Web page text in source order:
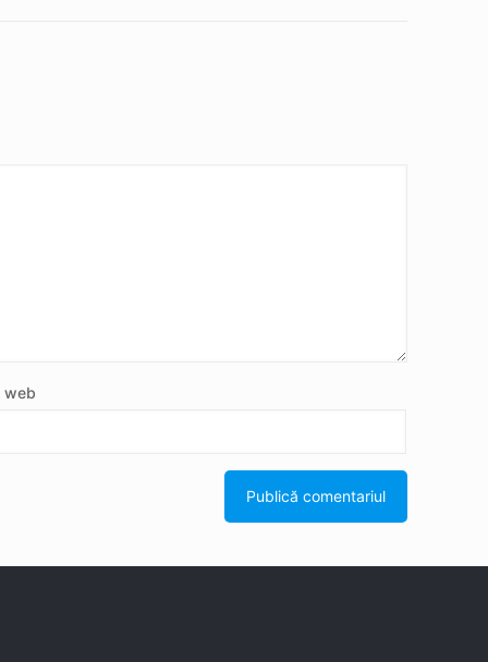
web